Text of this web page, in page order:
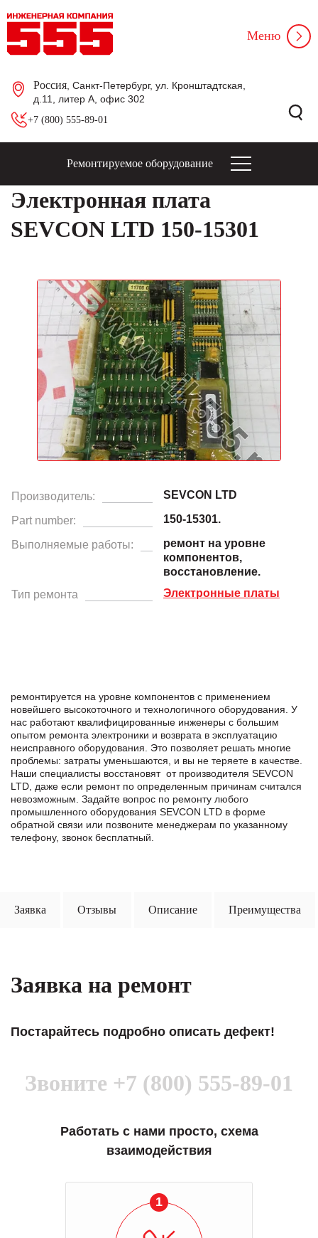
Россия , Санкт-Петербург, ул. Кронштадтская,
д.11, литер А, офис 302
+7 (800) 555-89-01
Меню
Ремонтируемое оборудование
Электронная плата
SEVCON LTD 150-15301
Производитель: SEVCON LTD
Part number: 150-15301.
Выполняемые работы:
ремонт на уровне
компонентов,
восстановление.
Тип ремонта
Электронные платы
ремонтируется на уровне компонентов с применением
новейшего высокоточного и технологичного оборудования. У
нас работают квалифицированные инженеры с большим
опытом ремонта электроники и возврата в эксплуатацию
неисправного оборудования. Это позволяет решать многие
проблемы: затраты уменьшаются, и вы не теряете в качестве.
Наши специалисты восстановят от производителя SEVCON
LTD, даже если ремонт по определенным причинам считался
невозможным. Задайте вопрос по ремонту любого
промышленного оборудования SEVCON LTD в формe
обратной связи или позвоните менеджерам по указанному
телефону, звонок бесплатный.
Заявка Отзывы Описание Преимущества
Заявка на ремонт
Постарайтесь подробно описать дефект!
Звоните +7 (800) 555-89-01
Работать с нами просто, схема
взаимодействия
1